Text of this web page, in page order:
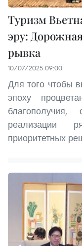
Туризм
эру:
рывка
10/07/2025 09:00
Для того чтобы
эпоху
благополучия,
реализации
приоритетных